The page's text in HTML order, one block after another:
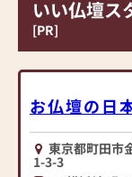
本を代表する家
ー「カリモク家具
協同開発で、現代
国内の家具専門
と作り上げたお
クションがあり
と偲ぶ人をつなぐ
小さなお仏壇か
の家具調仏壇、存
豊富に展示！
神棚や、各宗派
数珠・数珠腕輪
事用小物も様々
ています。
お買い上げのお仏
いい仏壇ス
[PR]
お仏壇の日
東京都町田市
1-3-3